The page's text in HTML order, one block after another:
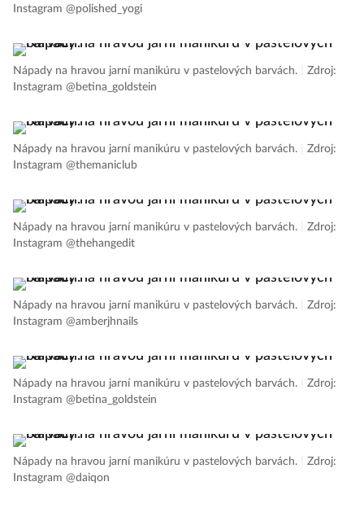
Instagram @polished_yogi
Nápady na hravou jarní manikúru v pastelových barvách.
Zdroj:
Instagram @betina_goldstein
Nápady na hravou jarní manikúru v pastelových barvách.
Zdroj:
Instagram @themaniclub
Nápady na hravou jarní manikúru v pastelových barvách.
Zdroj:
Instagram @thehangedit
Nápady na hravou jarní manikúru v pastelových barvách.
Zdroj:
Instagram @amberjhnails
Nápady na hravou jarní manikúru v pastelových barvách.
Zdroj:
Instagram @betina_goldstein
Nápady na hravou jarní manikúru v pastelových barvách.
Zdroj:
Instagram @daiqon